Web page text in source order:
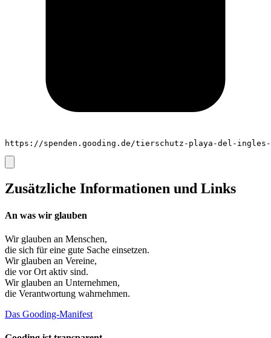
https://spenden.gooding.de/tierschutz-playa-del-ingles-
Zusätzliche Informationen und Links
An was wir glauben
Wir glauben an Menschen,
die sich für eine gute Sache einsetzen.
Wir glauben an Vereine,
die vor Ort aktiv sind.
Wir glauben an Unternehmen,
die Verantwortung wahrnehmen.
Das Gooding-Manifest